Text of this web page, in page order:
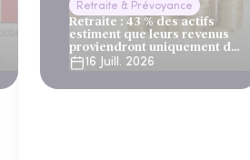
Retraite & Prévoyance
Retraite : 43 % des actifs
estiment que leurs revenus
proviendront uniquement du
système par répartition
16 Juill. 2026